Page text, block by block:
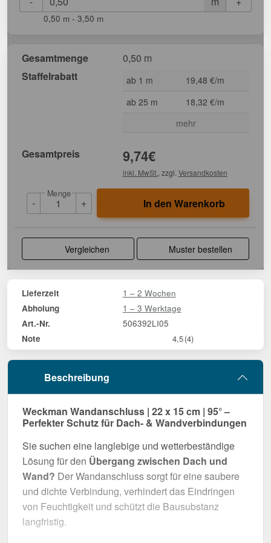
0,50 m - 3,50 m
Gesamtmenge
0,50 m
Staffelrabatt
ab 1 m
19,48 €/m
ab 25 m
18,32 €/m
mehr
Gesamtpreis 9,74€
inkl. MwSt. , zzgl. Versandkosten
-
Menge
+ In den Warenkorb
Vergleichen Muster bestellen
Lieferzeit 1 – 2 Wochen
Abholung 1 – 3 Werktage
Art.-Nr. 506392LI05
Note 4,5(4)
Beschreibung
Weckman Wandanschluss | 22 x 15 cm | 95° –
Perfekter Schutz für Dach- & Wandverbindungen
Sie suchen eine langlebige und wetterbeständige
Lösung für den Übergang zwischen Dach und
Wand? Der Wandanschluss sorgt für eine saubere
und dichte Verbindung, verhindert das Eindringen
von Feuchtigkeit und schützt die Bausubstanz
langfristig.